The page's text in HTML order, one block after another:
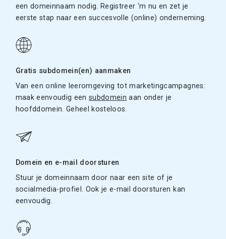
een domeinnaam nodig. Registreer ‘m nu en zet je
eerste stap naar een succesvolle (online) onderneming.
Gratis subdomein(en) aanmaken
Van een online leeromgeving tot marketingcampagnes:
maak eenvoudig eensubdomein aan onder je
hoofddomein. Geheel kosteloos.
Domein en e-mail doorsturen
Stuur je domeinnaam door naar een site of je
socialmedia-profiel. Ook je e-mail doorsturen kan
eenvoudig.